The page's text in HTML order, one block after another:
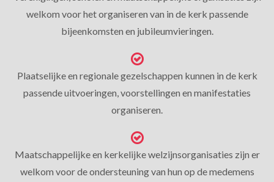
welkom voor het organiseren van in de kerk passende
bijeenkomsten en jubileumvieringen.
Plaatselijke en regionale gezelschappen kunnen in de kerk
passende uitvoeringen, voorstellingen en manifestaties
organiseren.
Maatschappelijke en kerkelijke welzijnsorganisaties zijn er
welkom voor de ondersteuning van hun op de medemens